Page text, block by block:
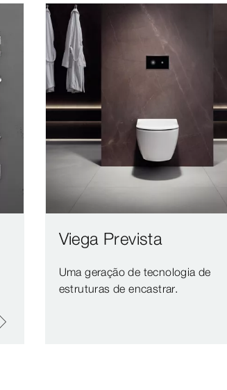
Viega Prevista
Uma geração de tecnologia de
estruturas de encastrar.